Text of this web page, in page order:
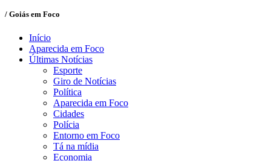
/ Goiás em Foco
Início
Aparecida em Foco
Últimas Notícias
Esporte
Giro de Notícias
Política
Aparecida em Foco
Cidades
Polícia
Entorno em Foco
Tá na mídia
Economia